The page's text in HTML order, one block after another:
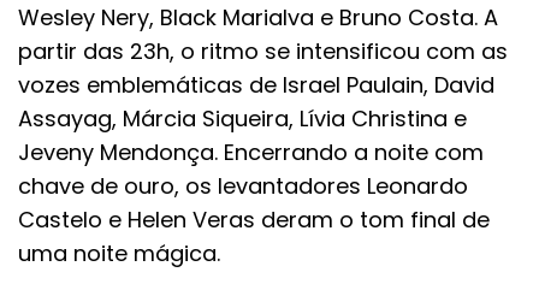
Wesley Nery, Black Marialva e Bruno Costa. A
partir das 23h, o ritmo se intensificou com as
vozes emblemáticas de Israel Paulain, David
Assayag, Márcia Siqueira, Lívia Christina e
Jeveny Mendonça. Encerrando a noite com
chave de ouro, os levantadores Leonardo
Castelo e Helen Veras deram o tom final de
uma noite mágica.